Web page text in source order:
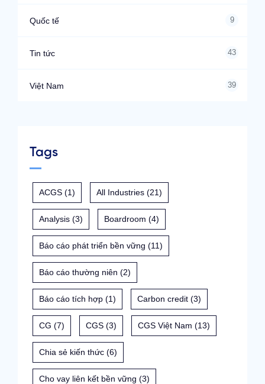
Quốc tế 9
Tin tức 43
Việt Nam 39
Tags
ACGS (1) All Industries (21)
Analysis (3) Boardroom (4)
Báo cáo phát triển bền vững (11)
Báo cáo thường niên (2)
Báo cáo tích hợp (1) Carbon credit (3)
CG (7) CGS (3) CGS Việt Nam (13)
Chia sẻ kiến thức (6)
Cho vay liên kết bền vững (3)